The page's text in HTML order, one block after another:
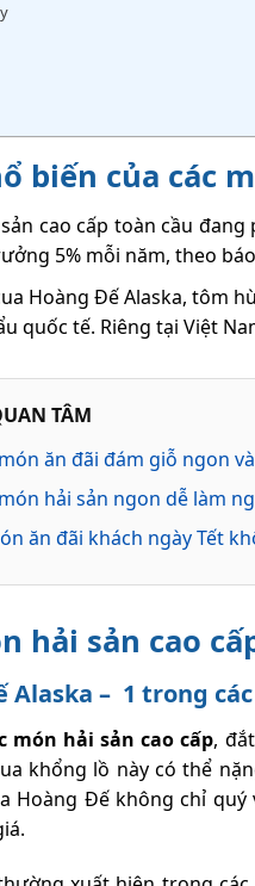
biến của các
cao cấp toàn cầu
5% mỗi năm, theo
Hoàng Đế Alaska, tôm
quốc tế. Riêng tại Việt
TÂM
ăn đãi đám giỗ ngon
hải sản ngon dễ làm
ăn đãi khách ngày Tết
hải sản cao
Alaska – 1 trong
món hải sản cao cấp,
khổng lồ này có thể
Hoàng Đế không chỉ